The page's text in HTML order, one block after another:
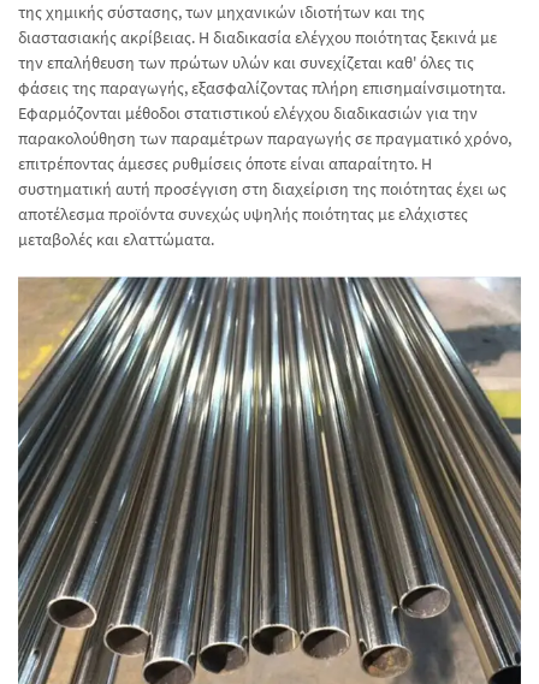
της χημικής σύστασης, των μηχανικών ιδιοτήτων και της
διαστασιακής ακρίβειας. Η διαδικασία ελέγχου ποιότητας ξεκινά με
την επαλήθευση των πρώτων υλών και συνεχίζεται καθ' όλες τις
φάσεις της παραγωγής, εξασφαλίζοντας πλήρη επισημαίνσιμοτητα.
Εφαρμόζονται μέθοδοι στατιστικού ελέγχου διαδικασιών για την
παρακολούθηση των παραμέτρων παραγωγής σε πραγματικό χρόνο,
επιτρέποντας άμεσες ρυθμίσεις όποτε είναι απαραίτητο. Η
συστηματική αυτή προσέγγιση στη διαχείριση της ποιότητας έχει ως
αποτέλεσμα προϊόντα συνεχώς υψηλής ποιότητας με ελάχιστες
μεταβολές και ελαττώματα.